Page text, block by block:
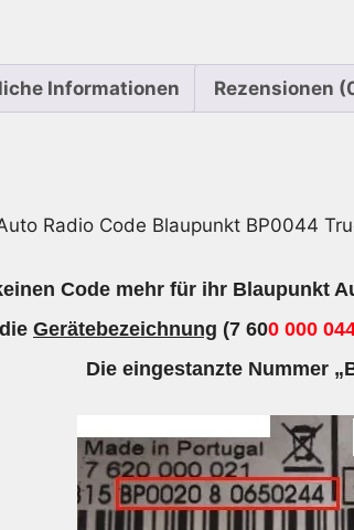
Informationen Rezensionen
Radio Code Blaupunkt BP0044
Code mehr für ihr Blaupunkt
Gerätebezeichnung (7 600 000
Die eingestanzte Nummer